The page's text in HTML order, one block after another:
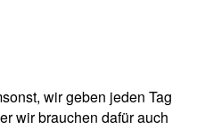
wir geben jeden Tag
wir brauchen dafür auch